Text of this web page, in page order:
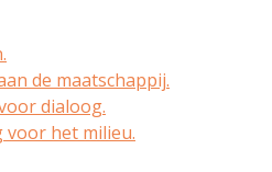
de maatschappij.
dialoog.
voor het milieu.